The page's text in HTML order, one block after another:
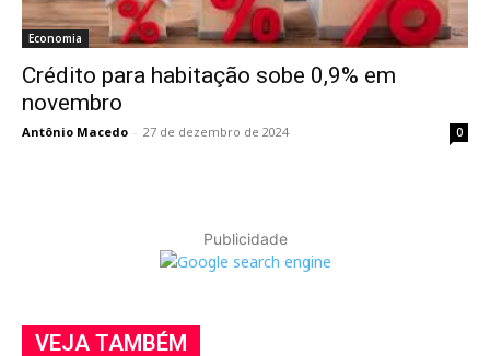
Economia
Crédito para habitação sobe 0,9% em
novembro
Antônio Macedo - 27 de dezembro de 2024 0
Publicidade
VEJA TAMBÉM